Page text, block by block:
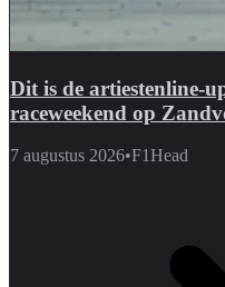
Dit is de artiestenline-
raceweekend op
7 augustus 2026•F1Head